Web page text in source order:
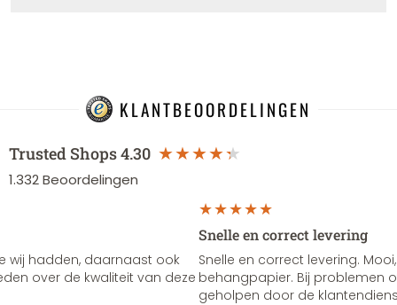
KLANTBEOORDELINGEN
Trusted Shops4.30
1.332Beoordelingen
wij hadden, daarnaast ook
over de kwaliteit van deze
Snelle en correct levering
Snelle en correct levering.
behangpapier. Bij problemen
geholpen door de